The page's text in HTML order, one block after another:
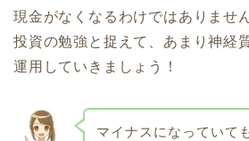
現金がなくなるわけではありません
投資の勉強と捉えて、あまり神経
運用していきましょう！
マイナスになっていて